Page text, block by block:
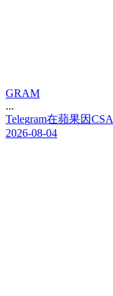
GRAM
...
Telegram在蘋果因CSA
2026-08-04